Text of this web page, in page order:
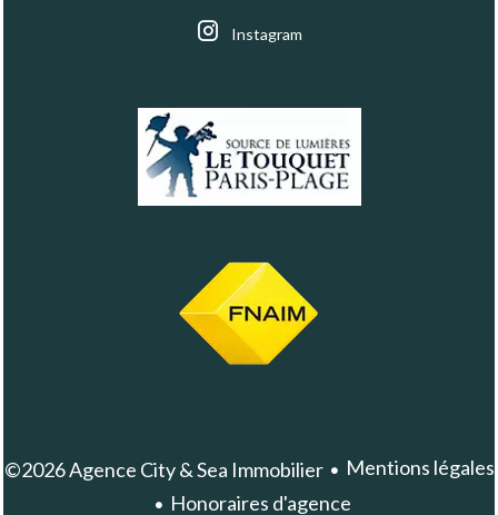
Instagram
©2026 Agence City & Sea Immobilier
Mentions légales
Honoraires d'agence